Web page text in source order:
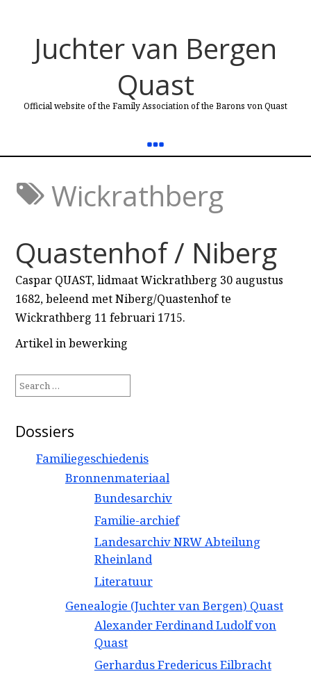
Juchter van Bergen
Quast
Official website of the Family Association of the Barons von Quast
Wickrathberg
Quastenhof / Niberg
Caspar QUAST, lidmaat Wickrathberg 30 augustus
1682, beleend met Niberg/Quastenhof te
Wickrathberg 11 februari 1715.
Artikel in bewerking
for:
Dossiers
Familiegeschiedenis
Bronnenmateriaal
Bundesarchiv
Familie-archief
Landesarchiv NRW Abteilung
Rheinland
Literatuur
Genealogie (Juchter van Bergen) Quast
Alexander Ferdinand Ludolf von
Quast
Gerhardus Fredericus Eilbracht